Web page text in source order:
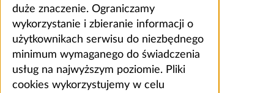
duże znaczenie. Ograniczamy
wykorzystanie i zbieranie informacji o
użytkownikach serwisu do niezbędnego
minimum wymaganego do świadczenia
usług na najwyższym poziomie. Pliki
cookies wykorzystujemy w celu